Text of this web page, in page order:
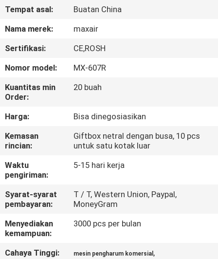
KAMI
PABRIK
KONTROL
KUALITAS
HUBUNGI
KAMI
PERMINTAAN
PENAWARAN
SHOPPING
ONLINE
Tempat asal:
Buatan China
Nama merek:
maxair
Sertifikasi:
CE,ROSH
Nomor model:
MX-607R
Kuantitas min
Order:
20 buah
Harga:
Bisa dinegosiasikan
Kemasan
rincian:
Giftbox netral dengan busa, 10 pcs
untuk satu kotak luar
Waktu
pengiriman:
5-15 hari kerja
Syarat-syarat
pembayaran:
T / T, Western Union, Paypal,
MoneyGram
Menyediakan
kemampuan:
3000 pcs per bulan
Cahaya Tinggi: mesin pengharum komersial ,